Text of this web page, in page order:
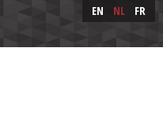
EN NL FR